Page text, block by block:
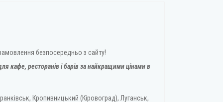
безпосередньо з сайту!
кафе, ресторанів і барів за найкращими цінами в
Кропивницький (Кіровоград), Луганськ,